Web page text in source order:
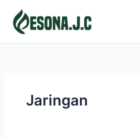
content
Jaringan